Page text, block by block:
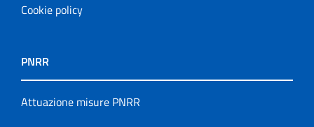
Cookie policy
PNRR
Attuazione misure PNRR